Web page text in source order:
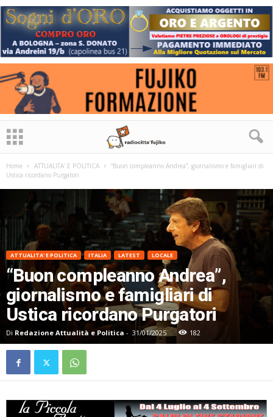
Home ATTUALITA' E POLITICA
“Buon compleanno Andrea”, giornalismo e famigliari di
Ustica ricordano Purgatori
ATTUALITA' E POLITICA ITALIA LATEST LOCALE
“Buon compleanno Andrea”,
giornalismo e famigliari di
Ustica ricordano Purgatori
Di Redazione Attualità e Politica - 31/01/2025 182